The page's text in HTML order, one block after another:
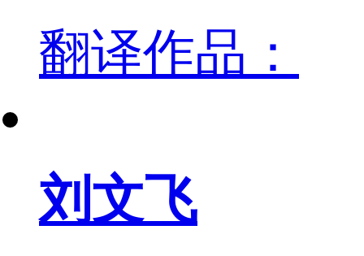
翻译作品：
刘文飞